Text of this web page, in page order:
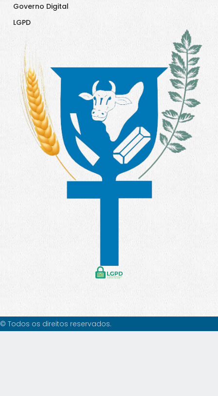
Governo Digital
LGPD
© Todos os direitos reservados.